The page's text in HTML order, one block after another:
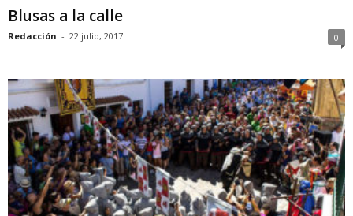
Blusas a la calle
Redacción - 22 julio, 2017 0